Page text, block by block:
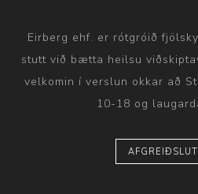
Eirberg ehf. er rótgróið
stutt við bætta heilsu
velkomin í verslun okkar að
10-18 og